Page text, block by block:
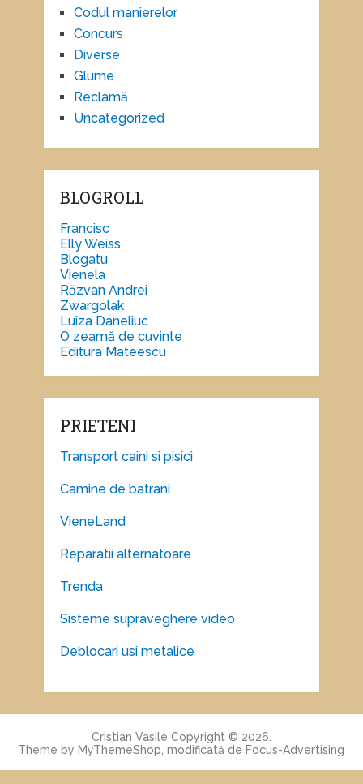
Codul manierelor
Concurs
Diverse
Glume
Reclamă
Uncategorized
BLOGROLL
Francisc
Elly Weiss
Blogatu
Vienela
Răzvan Andrei
Zwargolak
Luiza Daneliuc
O zeamă de cuvinte
Editura Mateescu
PRIETENI
Transport caini si pisici
Camine de batrani
VieneLand
Reparatii alternatoare
Trenda
Sisteme supraveghere video
Deblocari usi metalice
Cristian Vasile Copyright © 2026.
Theme byMyThemeShop , modificată deFocus-Advertising